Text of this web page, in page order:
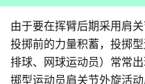
由于要在挥臂后期采用肩
投掷前的力量积蓄，投掷
排球、网球运动员）常常
掷型运动员肩关节外旋活